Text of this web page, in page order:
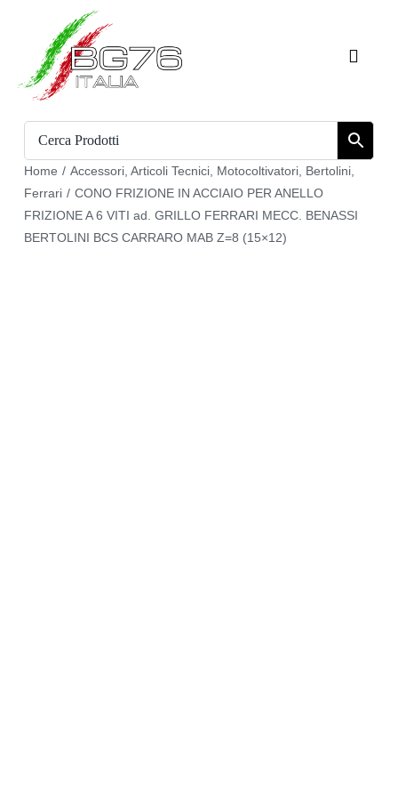
contenuto
Toggle
Catalogo
Chi siamo
Home / Accessori, Articoli Tecnici, Motocoltivatori, Bertolini,
Ferrari / CONO FRIZIONE IN ACCIAIO PER ANELLO
FRIZIONE A 6 VITI ad. GRILLO FERRARI MECC. BENASSI
BERTOLINI BCS CARRARO MAB Z=8 (15×12)